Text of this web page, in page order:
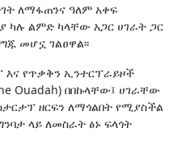
ለማፋጠንና ዓለም አቀፍ
ካሉ ልምድ ካላቸው አጋር ሀገራት ጋር
መሆኗ ገልፀዋል፡፡
እና የጥቃቅን ኢንተርፕራይዞች
Ouadah) በበኩላቸው፤ ሀገራቸው
ዘርፍን ለማጎልበት የሚያስችል
ላይ ለመስራት ፅኑ ፍላጎት